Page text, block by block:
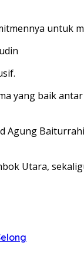
untuk
yang baik
Agung
Utara,